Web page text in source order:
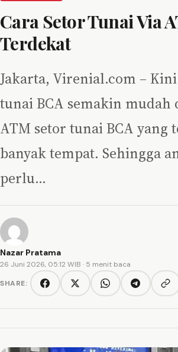
Cara Setor Tunai Via
Terdekat
Jakarta, Virenial.com –
tunai BCA semakin mudah
ATM setor tunai BCA yang
banyak tempat. Sehingga
perlu…
Nazar Pratama
26 Juni 2026, 05:12 WIB · 5 menit baca
SHARE:
FacebookTwitter/XWhatsAppTelegram